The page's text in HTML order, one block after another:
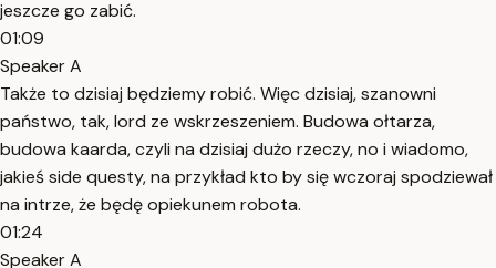
jeszcze go zabić.
01:09
Speaker A
Także to dzisiaj będziemy robić. Więc dzisiaj, szanowni
państwo, tak, lord ze wskrzeszeniem. Budowa ołtarza,
budowa kaarda, czyli na dzisiaj dużo rzeczy, no i wiadomo,
jakieś side questy, na przykład kto by się wczoraj spodziewał
na intrze, że będę opiekunem robota.
01:24
Speaker A